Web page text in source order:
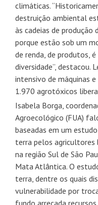
climáticas.
destruição ambiental
às cadeias de produção
porque estão sob um
de renda, de produtos,
diversidade”, destacou.
intensivo de máquinas
1.970 agrotóxicos
Isabela Borga,
Agroecológico (FUA)
baseadas em um
terra pelos agricultores
na região Sul de São
Mata Atlântica. O
terra, dentre os quais
vulnerabilidade por
fundo arrecada